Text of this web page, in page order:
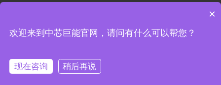
×
欢迎来到中芯巨能官网，请问有什么可以帮您？
现在咨询
稍后再说
在线咨询